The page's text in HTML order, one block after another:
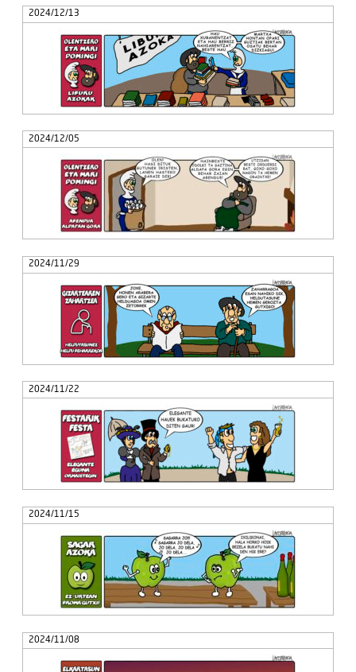
2024/12/13
2024/12/05
2024/11/29
2024/11/22
2024/11/15
2024/11/08